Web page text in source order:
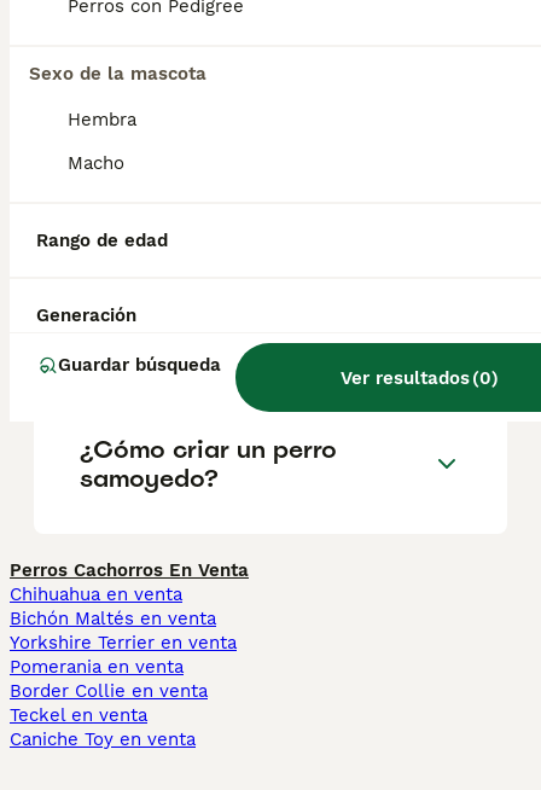
Perros con Pedigree
Sexo de la mascota
Hembra
Macho
Rango de edad
Generación
Guardar búsqueda
Ver resultados(0)
¿Es el samoyedo inteligente?
samoyedo?
¿Qué tamaño tiene un
samoyedo Toy?
¿Cómo criar un perro
samoyedo?
Perros Cachorros En Venta
Chihuahua en venta
Bichón Maltés en venta
Yorkshire Terrier en venta
Pomerania en venta
Border Collie en venta
Teckel en venta
Caniche Toy en venta